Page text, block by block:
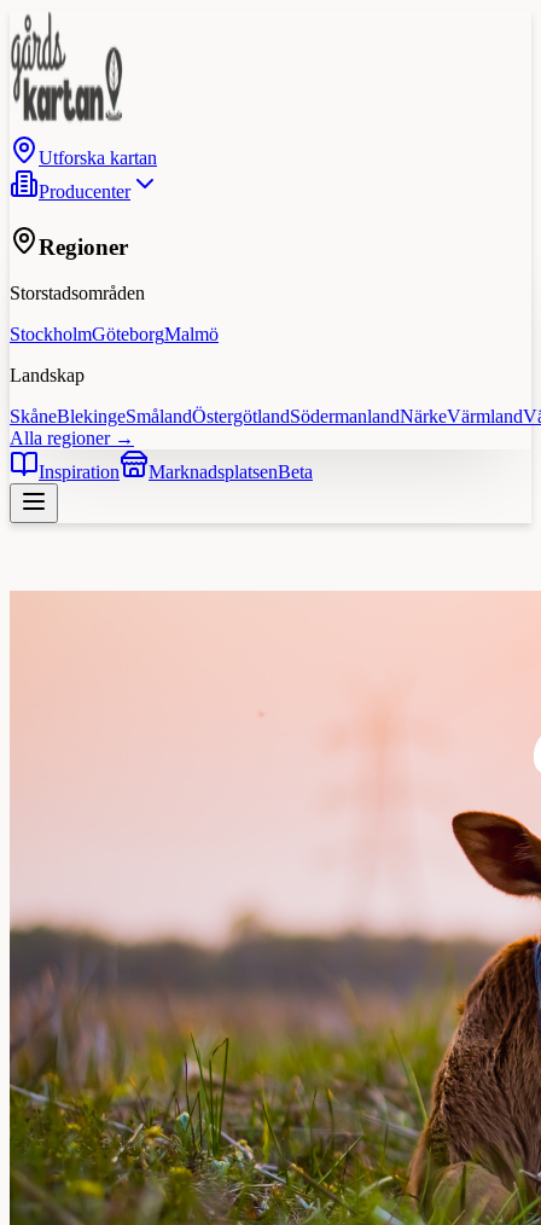
Utforska kartan
Producenter
Regioner
Storstadsområden
StockholmGöteborgMalmö
Landskap
SkåneBlekingeSmålandÖstergötlandSödermanlandNärkeVärmland
Alla regioner →
Inspiration
MarknadsplatsenBeta